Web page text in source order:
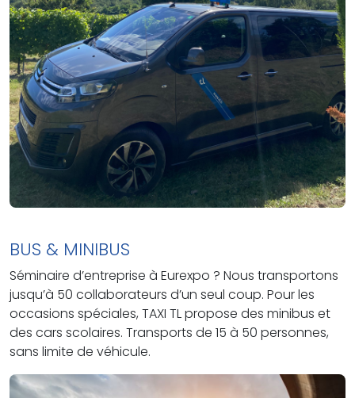
BUS & MINIBUS
Séminaire d’entreprise à Eurexpo ? Nous transportons
jusqu’à 50 collaborateurs d’un seul coup. Pour les
occasions spéciales, TAXI TL propose des minibus et
des cars scolaires. Transports de 15 à 50 personnes,
sans limite de véhicule.